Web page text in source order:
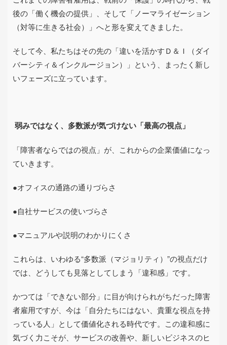
後の「働く機会の提供」、そして「ノーマライゼーション
（対等に生きる社会）」へと形を変えてきました。
そして今、私たちはその先の「違いを活かすＤ＆Ｉ（ダイ
バーシティ＆インクルージョン）」という、まったく新し
いフェーズに立っています。
弱みではなく、多数派が気づけない「最高の視点」
「障害者ならではの視点」が、これからの企業価値になっ
ていきます。
●オフィスの通路の通りづらさ
●自社サービスの使いづらさ
●マニュアルや説明のわかりにくさ
これらは、いわゆる“多数派（マジョリティ） ”の視点だけ
では、どうしても見落としてしまう「違和感」です。
かつては「できない部分」に目が向けられがちだった障害
者雇用ですが、今は「自分たちにはない、貴重な視点を持
っている人」として価値化される時代です。この違和感に
気づく力こそが、サービスの改善や、新しいビジネスのヒ